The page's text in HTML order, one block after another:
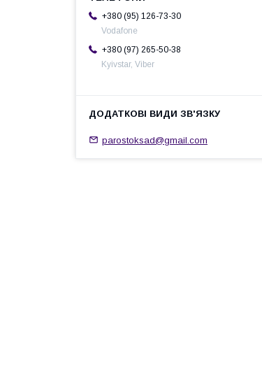
+380 (95) 126-73-30
Vodafone
+380 (97) 265-50-38
Kyivstar, Viber
parostoksad@gmail.com